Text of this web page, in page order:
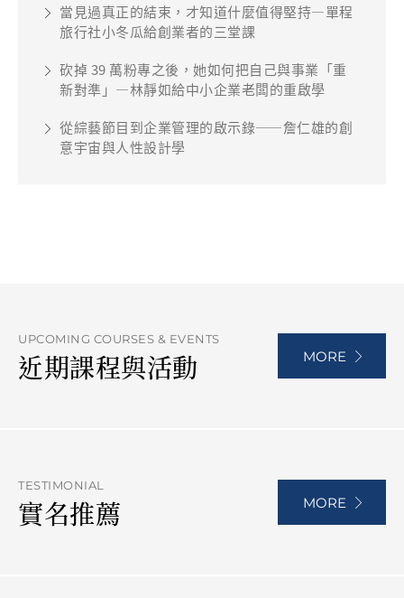
當見過真正的結束，才知道什麼值得堅持—單程
旅行社小冬瓜給創業者的三堂課
砍掉 39 萬粉專之後，她如何把自己與事業「重
新對準」—林靜如給中小企業老闆的重啟學
從綜藝節目到企業管理的啟示錄——詹仁雄的創
意宇宙與人性設計學
MORE
UPCOMING COURSES & EVENTS
近期課程與活動
MORE
TESTIMONIAL
實名推薦